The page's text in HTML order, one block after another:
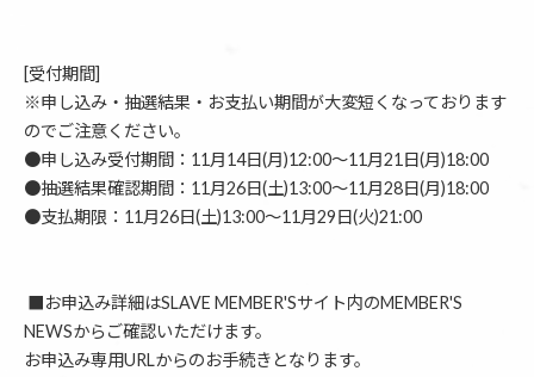
[受付期間]
※申し込み・抽選結果・お支払い期間が大変短くなっております
のでご注意ください。
●申し込み受付期間：11月14日(月)12:00〜11月21日(月)18:00
●抽選結果確認期間：11月26日(土)13:00〜11月28日(月)18:00
●支払期限：11月26日(土)13:00〜11月29日(火)21:00
■お申込み詳細はSLAVE MEMBER'Sサイト内のMEMBER'S
NEWSからご確認いただけます。
お申込み専用URLからのお手続きとなります。